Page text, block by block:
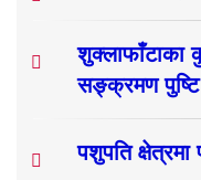
शुक्लाफाँटाका
सङ्क्रमण पुष्टि
पशुपति क्षेत्रमा